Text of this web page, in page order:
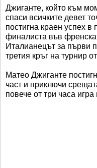
Джиганте, който към
спаси всичките девет
постигна краен успех
финалиста във
Италианецът за първи
третия кръг на турнир
Матео Джиганте
част и приключи
повече от три часа